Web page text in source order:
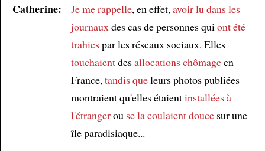
Catherine: Je me rappelle, en effet, avoir lu dans les
journaux des cas de personnes qui ont été
trahiespar les réseaux sociaux. Elles
touchaientdesallocations chômageen
France, tandis queleurs photos publiées
montraient qu'elles étaientinstallées à
l'étrangerou se la coulaient doucesur une
île paradisiaque...